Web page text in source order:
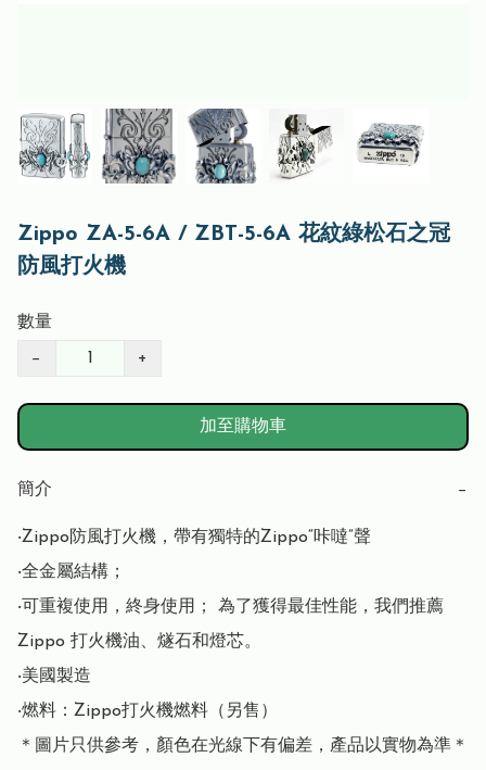
Zippo ZA-5-6A / ZBT-5-6A 花紋綠松石之冠
防風打火機
數量
− +
加至購物車
簡介 −
‧Zippo防風打火機，帶有獨特的Zippo“咔噠”聲
‧全金屬結構；
‧可重複使用，終身使用； 為了獲得最佳性能，我們推薦
Zippo 打火機油、燧石和燈芯。
‧美國製造
‧燃料：Zippo打火機燃料（另售）
＊圖片只供參考，顏色在光線下有偏差，產品以實物為準＊